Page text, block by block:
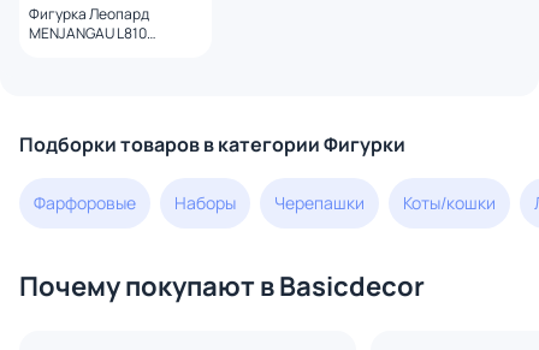
Фигурка Леопард
MENJANGAU L810
Подборки товаров в категории Фигурки
Фарфоровые Наборы Черепашки Коты/кошки
Почему покупают в Basicdecor